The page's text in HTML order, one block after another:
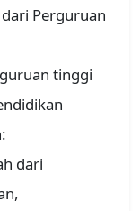
Perguruan
tinggi
dari